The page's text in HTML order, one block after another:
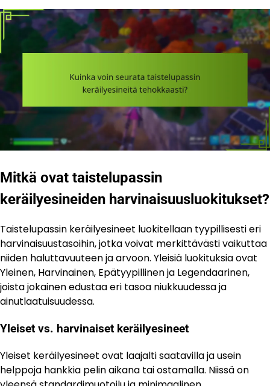
Mitkä ovat taistelupassin
keräilyesineiden harvinaisuusluokitukset?
Taistelupassin keräilyesineet luokitellaan tyypillisesti eri
harvinaisuustasoihin, jotka voivat merkittävästi vaikuttaa
niiden haluttavuuteen ja arvoon. Yleisiä luokituksia ovat
Yleinen, Harvinainen, Epätyypillinen ja Legendaarinen,
joista jokainen edustaa eri tasoa niukkuudessa ja
ainutlaatuisuudessa.
Yleiset vs. harvinaiset keräilyesineet
Yleiset keräilyesineet ovat laajalti saatavilla ja usein
helppoja hankkia pelin aikana tai ostamalla. Niissä on